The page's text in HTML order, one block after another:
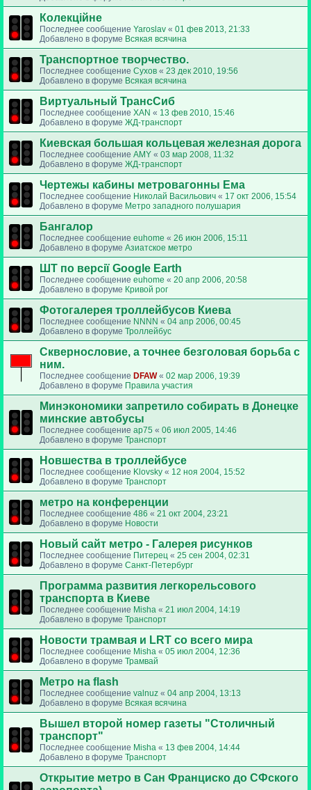
Колекційне
Последнее сообщение Yaroslav « 01 фев 2013, 21:33
Добавлено в форуме Всякая всячина
Транспортное творчество.
Последнее сообщение Сухов « 23 дек 2010, 19:56
Добавлено в форуме Всякая всячина
Виртуальный ТрансСиб
Последнее сообщение XAN « 13 фев 2010, 15:46
Добавлено в форуме ЖД-транспорт
Киевская большая кольцевая железная дорога
Последнее сообщение AMY « 03 мар 2008, 11:32
Добавлено в форуме ЖД-транспорт
Чертежы кабины метровагонны Ема
Последнее сообщение Николай Васильович « 17 окт 2006, 15:54
Добавлено в форуме Метро западного полушария
Бангалор
Последнее сообщение euhome « 26 июн 2006, 15:11
Добавлено в форуме Азиатское метро
ШТ по версії Google Earth
Последнее сообщение euhome « 20 апр 2006, 20:58
Добавлено в форуме Кривой рог
Фотогалерея троллейбусов Киева
Последнее сообщение NNNN « 04 апр 2006, 00:45
Добавлено в форуме Троллейбус
Сквернословие, а точнее безголовая борьба с
ним.
Последнее сообщение DFAW« 02 мар 2006, 19:39
Добавлено в форуме Правила участия
Минэкономики запретило собирать в Донецке
минские автобусы
Последнее сообщение ap75 « 06 июл 2005, 14:46
Добавлено в форуме Транспорт
Новшества в троллейбусе
Последнее сообщение Klovsky « 12 ноя 2004, 15:52
Добавлено в форуме Транспорт
метро на конференции
Последнее сообщение 486 « 21 окт 2004, 23:21
Добавлено в форуме Новости
Новый сайт метро - Галерея рисунков
Последнее сообщение Питерец « 25 сен 2004, 02:31
Добавлено в форуме Санкт-Петербург
Программа развития легкорельсового
транспорта в Киеве
Последнее сообщение Misha « 21 июл 2004, 14:19
Добавлено в форуме Транспорт
Новости трамвая и LRT со всего мира
Последнее сообщение Misha « 05 июл 2004, 12:36
Добавлено в форуме Трамвай
Метро на flash
Последнее сообщение valnuz « 04 апр 2004, 13:13
Добавлено в форуме Всякая всячина
Вышел второй номер газеты "Столичный
транспорт"
Последнее сообщение Misha « 13 фев 2004, 14:44
Добавлено в форуме Транспорт
Открытие метро в Сан Франциско до СФского